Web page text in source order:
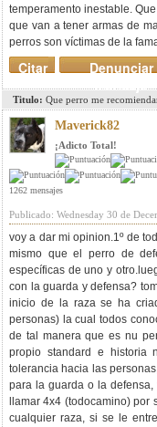
temperamento inestable.
que van a tener armas de
perros son víctimas de la
Denunciar
mensaje
Citar
Titulo: Que perro me
Maverick82
¡Adicto Total!
1262 mensajes
Publicado: Wednesday 30 de
voy a dar mi opinion.1º de
mismo que el perro de
específicas de uno y
con la guarda y defensa?
inicio de la raza se ha
personas) la cual todos
de tal manera que es nu
propio standard e historia
tolerancia hacia las
para la guarda o la
llamar 4x4 (todocamino)
cualquier raza, si se le